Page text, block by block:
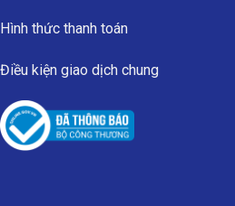
Hình thức thanh toán
Điều kiện giao dịch chung